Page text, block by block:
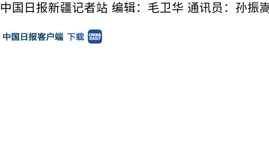
中国日报新疆记者站 编辑：毛卫华 通讯员：孙振